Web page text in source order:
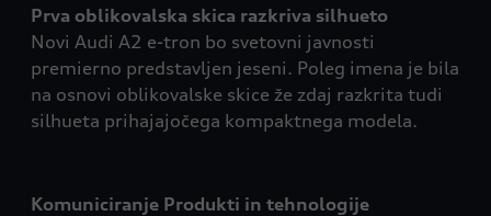
Prva oblikovalska skica razkriva silhueto
Novi Audi A2 e-tron bo svetovni javnosti
premierno predstavljen jeseni. Poleg imena je bila
na osnovi oblikovalske skice že zdaj razkrita tudi
silhueta prihajajočega kompaktnega modela.
Komuniciranje Produkti in tehnologije